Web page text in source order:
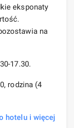
eksponaty
na
17.30.
rodzina (4
hotelu i więcej